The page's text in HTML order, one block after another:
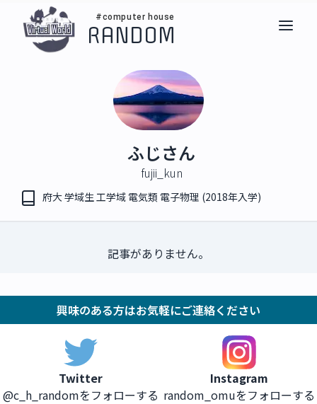
#computer house
RANDOM
ふじさん
fujii_kun
府大 学域生 工学域 電気類 電子物理 (2018年入学)
記事がありません。
興味のある方はお気軽にご連絡ください
Twitter
@c_h_randomをフォローする
Instagram
random_omuをフォローする